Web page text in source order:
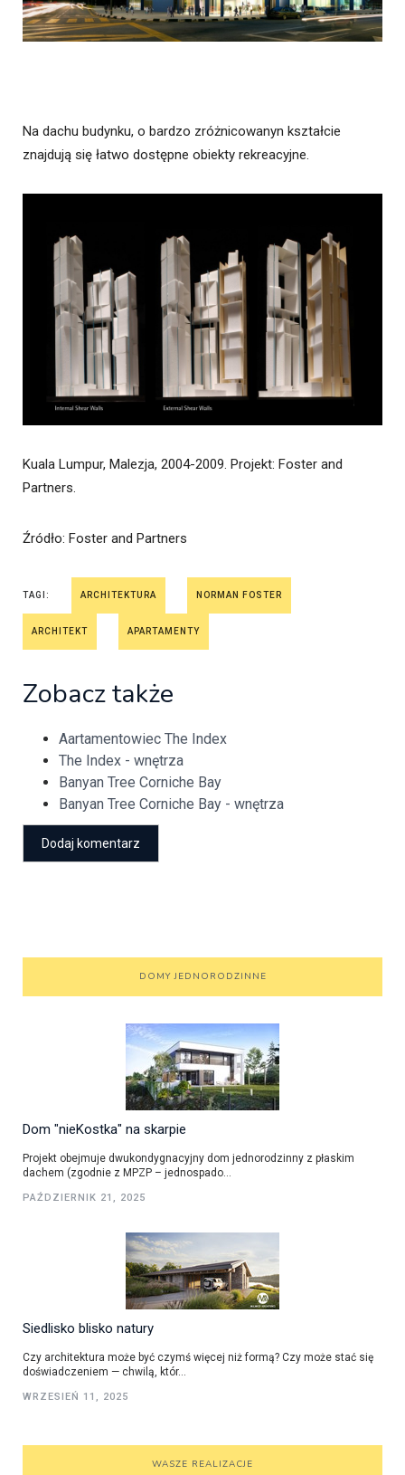
Na dachu budynku, o bardzo zróżnicowanyn kształcie
znajdują się łatwo dostępne obiekty rekreacyjne.
Kuala Lumpur, Malezja, 2004-2009. Projekt: Foster and
Partners.
Źródło: Foster and Partners
TAGI: ARCHITEKTURA NORMAN FOSTER
ARCHITEKT APARTAMENTY
Zobacz także
Aartamentowiec The Index
The Index - wnętrza
Banyan Tree Corniche Bay
Banyan Tree Corniche Bay - wnętrza
DOMY JEDNORODZINNE
Dom "nieKostka" na skarpie
Projekt obejmuje dwukondygnacyjny dom jednorodzinny z płaskim
dachem (zgodnie z MPZP – jednospado...
PAŹDZIERNIK 21, 2025
Siedlisko blisko natury
Czy architektura może być czymś więcej niż formą? Czy może stać się
doświadczeniem — chwilą, któr...
WRZESIEŃ 11, 2025
WASZE REALIZACJE